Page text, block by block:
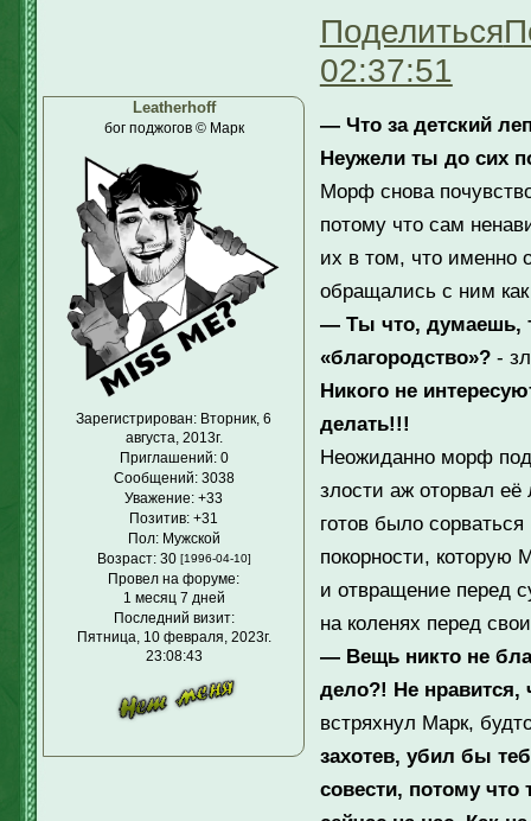
Поделиться
02:37:51
Leatherhoff
бог поджогов © Марк
Зарегистрирован: Вторник, 6
августа, 2013г.
Приглашений:0
Сообщений:3038
Уважение: +33
Позитив: +31
Пол:Мужской
Возраст:30 [1996-04-10]
Провел на форуме:
1 месяц 7 дней
Последний визит:
Пятница, 10 февраля, 2023г.
23:08:43
— Что за детский
Неужели ты до сих
Морф снова
потому что сам
их в том, что именно
обращались с ним
— Ты что, думаешь,
«благородство»?-
Никого не
делать!!!
Неожиданно морф
злости аж оторвал
готов было
покорности, которую
и отвращение перед
на коленях перед
— Вещь никто не
дело?! Не нравится,
встряхнул Марк,
захотев, убил бы
совести, потому